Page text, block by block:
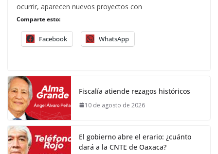
ocurrir, aparecen nuevos proyectos con
Comparte esto:
Facebook WhatsApp
Fiscalía atiende rezagos históricos
10 de agosto de 2026
El gobierno abre el erario: ¿cuánto
dará a la CNTE de Oaxaca?